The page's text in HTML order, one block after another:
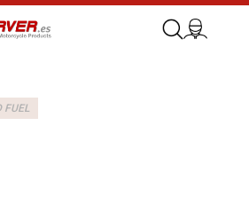
FUEL